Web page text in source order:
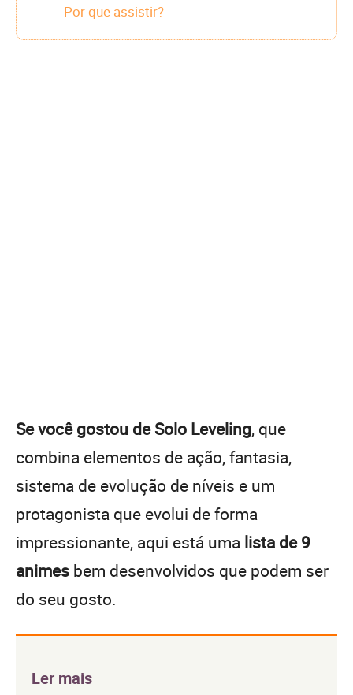
Por que assistir?
Se você gostou de Solo Leveling, que
combina elementos de ação, fantasia,
sistema de evolução de níveis e um
protagonista que evolui de forma
impressionante, aqui está uma lista de 9
animes bem desenvolvidos que podem ser
do seu gosto.
Ler mais